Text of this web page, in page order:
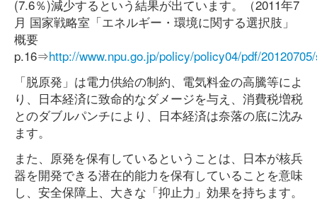
(7.6％)減少するという結果が出ています。（2011年7
月 国家戦略室「エネルギー・環境に関する選択肢」
概要
p.16⇒http://www.npu.go.jp/policy/policy04/pdf/
「脱原発」は電力供給の制約、電気料金の高騰等によ
り、日本経済に致命的なダメージを与え、消費税増税
とのダブルパンチにより、日本経済は奈落の底に沈み
ます。
また、原発を保有しているということは、日本が核兵
器を開発できる潜在的能力を保有していることを意味
し、安全保障上、大きな「抑止力」効果を持ちます。